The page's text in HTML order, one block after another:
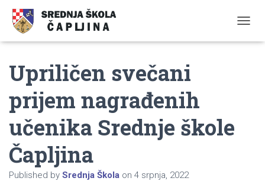
Upriličen svečani
prijem nagrađenih
učenika Srednje škole
Čapljina
Published by Srednja Škola on 4 srpnja, 2022